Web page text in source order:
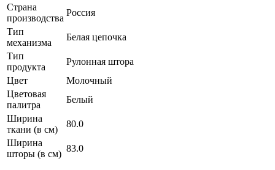
Страна
производства
Россия
Тип
механизма
Белая цепочка
Тип
продукта
Рулонная штора
Цвет
Молочный
Цветовая
палитра
Белый
Ширина
ткани (в см)
80.0
Ширина
шторы (в см)
83.0